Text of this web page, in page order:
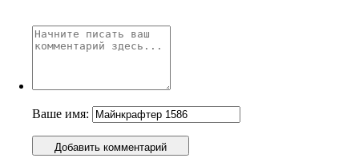
Ваше имя:
Добавить комментарий